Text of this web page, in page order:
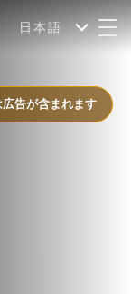
日本語
告が含まれます